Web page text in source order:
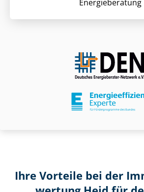
Energieberatung
Ihre Vorteile bei der